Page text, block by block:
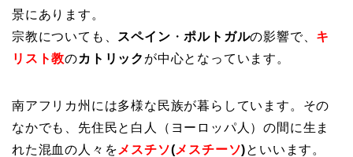
景にあります。
宗教についても、 スペイン ・ポルトガルの影響で、 キ
リスト教のカトリック が中心となっています。
南アフリカ州には多様な民族が暮らしています。その
なかでも、先住民と白人（ヨーロッパ人）の間に生ま
れた混血の人々を メスチソ(メスチーソ)といいます。